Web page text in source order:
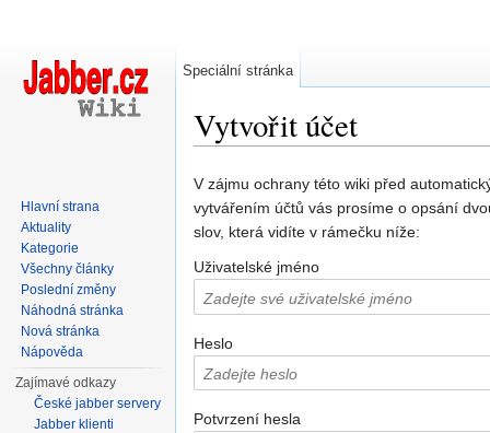
Vytvořit účet
V zájmu ochrany této wiki před
vytvářením účtů vás prosíme o opsání
slov, která vidíte v rámečku níže:
Uživatelské jméno
Heslo
Potvrzení hesla
Speciální stránka
Hlavní strana
Aktuality
Kategorie
Všechny články
Poslední změny
Náhodná stránka
Nová stránka
Nápověda
Zajímavé odkazy
České jabber servery
Jabber klienti